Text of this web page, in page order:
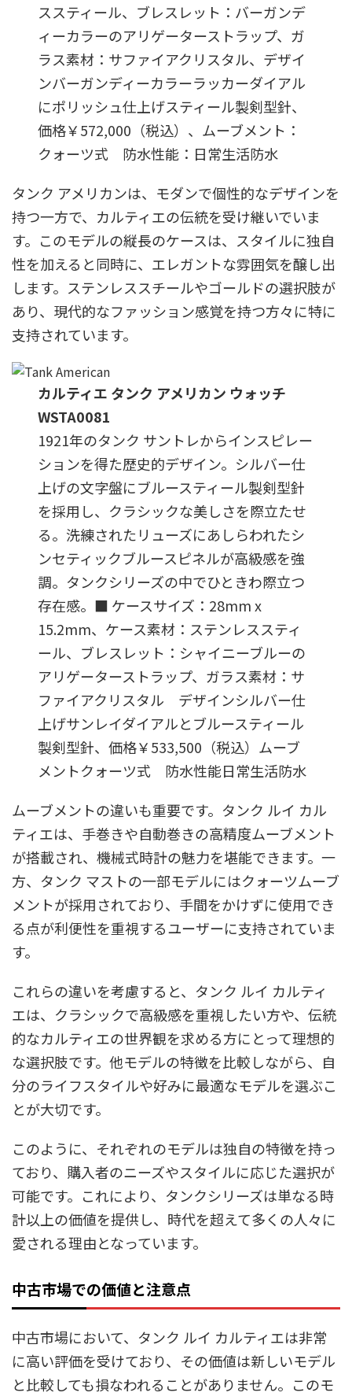
ススティール、ブレスレット：バーガンデ
ィーカラーのアリゲーターストラップ、ガ
ラス素材：サファイアクリスタル、デザイ
ンバーガンディーカラーラッカーダイアル
にポリッシュ仕上げスティール製剣型針、
価格￥572,000（税込）、ムーブメント：
クォーツ式 防水性能：日常生活防水
タンク アメリカンは、モダンで個性的なデザインを
持つ一方で、カルティエの伝統を受け継いでいま
す。このモデルの縦長のケースは、スタイルに独自
性を加えると同時に、エレガントな雰囲気を醸し出
します。ステンレススチールやゴールドの選択肢が
あり、現代的なファッション感覚を持つ方々に特に
支持されています。
カルティエ タンク アメリカン ウォッチ
WSTA0081
1921年のタンク サントレからインスピレー
ションを得た歴史的デザイン。シルバー仕
上げの文字盤にブルースティール製剣型針
を採用し、クラシックな美しさを際立たせ
る。洗練されたリューズにあしらわれたシ
ンセティックブルースピネルが高級感を強
調。タンクシリーズの中でひときわ際立つ
存在感。■ ケースサイズ：28mm x
15.2mm、ケース素材：ステンレススティ
ール、ブレスレット：シャイニーブルーの
アリゲーターストラップ、ガラス素材：サ
ファイアクリスタル デザインシルバー仕
上げサンレイダイアルとブルースティール
製剣型針、価格￥533,500（税込）ムーブ
メントクォーツ式 防水性能日常生活防水
ムーブメントの違いも重要です。タンク ルイ カル
ティエは、手巻きや自動巻きの高精度ムーブメント
が搭載され、機械式時計の魅力を堪能できます。一
方、タンク マストの一部モデルにはクォーツムーブ
メントが採用されており、手間をかけずに使用でき
る点が利便性を重視するユーザーに支持されていま
す。
これらの違いを考慮すると、タンク ルイ カルティ
エは、クラシックで高級感を重視したい方や、伝統
的なカルティエの世界観を求める方にとって理想的
な選択肢です。他モデルの特徴を比較しながら、自
分のライフスタイルや好みに最適なモデルを選ぶこ
とが大切です。
このように、それぞれのモデルは独自の特徴を持っ
ており、購入者のニーズやスタイルに応じた選択が
可能です。これにより、タンクシリーズは単なる時
計以上の価値を提供し、時代を超えて多くの人々に
愛される理由となっています。
中古市場での価値と注意点
中古市場において、タンク ルイ カルティエは非常
に高い評価を受けており、その価値は新しいモデル
と比較しても損なわれることがありません。このモ